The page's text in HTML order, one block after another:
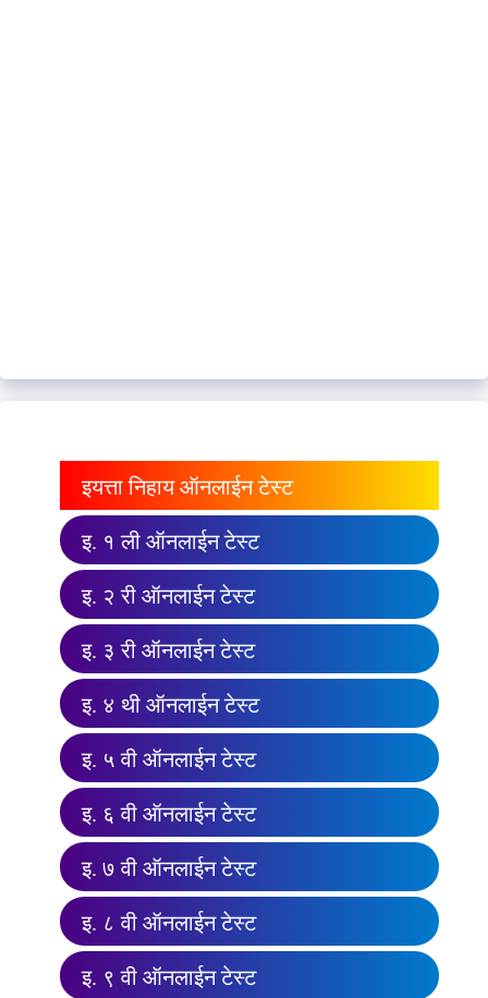
इयत्ता निहाय ऑनलाईन टेस्ट
इ. १ ली ऑनलाईन टेस्ट
इ. २ री ऑनलाईन टेस्ट
इ. ३ री ऑनलाईन टेस्ट
इ. ४ थी ऑनलाईन टेस्ट
इ. ५ वी ऑनलाईन टेस्ट
इ. ६ वी ऑनलाईन टेस्ट
इ. ७ वी ऑनलाईन टेस्ट
इ. ८ वी ऑनलाईन टेस्ट
इ. ९ वी ऑनलाईन टेस्ट